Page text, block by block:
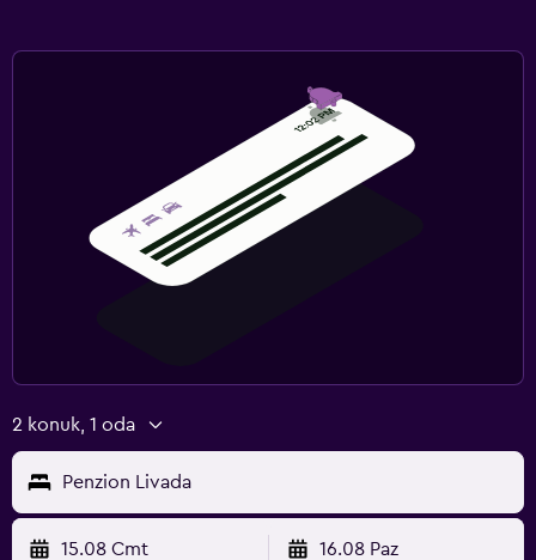
2 konuk, 1 oda
Penzion Livada
15.08 Cmt 16.08 Paz